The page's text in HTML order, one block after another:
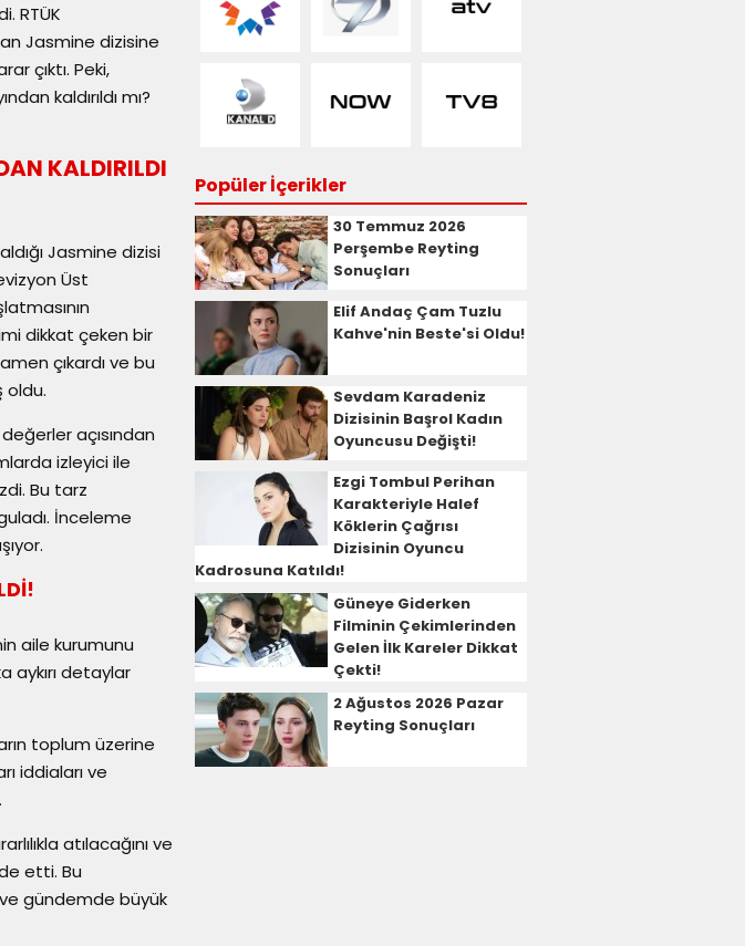
RTÜK
Jasmine dizisine
çıktı. Peki,
kaldırıldı mı?
KALDIRILDI
Jasmine dizisi
Üst
dikkat çeken bir
çıkardı ve bu
oldu.
açısından
izleyici ile
Bu tarz
İnceleme
aile kurumunu
aykırı detaylar
toplum üzerine
iddiaları ve
atılacağını ve
etti. Bu
ve gündemde büyük
Popüler İçerikler
30 Temmuz 2026
Perşembe Reyting
Sonuçları
Elif Andaç Çam Tuzlu
Kahve'nin Beste'si Oldu!
Sevdam Karadeniz
Dizisinin Başrol Kadın
Oyuncusu Değişti!
Ezgi Tombul Perihan
Karakteriyle Halef
Köklerin Çağrısı
Dizisinin Oyuncu
Kadrosuna Katıldı!
Güneye Giderken
Filminin Çekimlerinden
Gelen İlk Kareler Dikkat
Çekti!
2 Ağustos 2026 Pazar
Reyting Sonuçları